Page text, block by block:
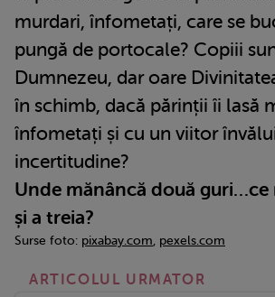
murdari, înfometați, care se
pungă de portocale? Copiii
Dumnezeu, dar oare
în schimb, dacă părinții îi lasă
înfometați și cu un viitor
incertitudine?
Unde mănâncă două guri…ce
și a treia?
Surse foto: pixabay.com pexels.com
ARTICOLUL URMATOR